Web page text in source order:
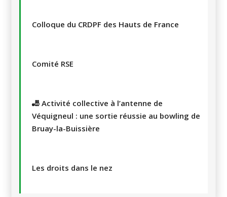
Colloque du CRDPF des Hauts de France
Comité RSE
🎳 Activité collective à l’antenne de
Véquigneul : une sortie réussie au bowling de
Bruay-la-Buissière
Les droits dans le nez